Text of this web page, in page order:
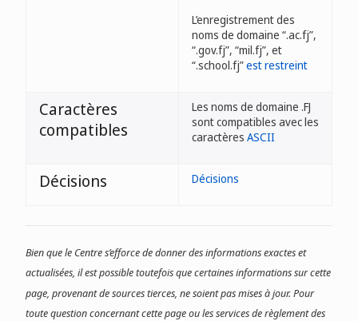
L’enregistrement des
noms de domaine “.ac.fj”,
“.gov.fj”, “mil.fj”, et
“.school.fj”est restreint
Caractères
compatibles
Les noms de domaine .FJ
sont compatibles avec les
caractères ASCII
Décisions Décisions
Bien que le Centre s’efforce de donner des informations exactes et
actualisées, il est possible toutefois que certaines informations sur cette
page, provenant de sources tierces, ne soient pas mises à jour. Pour
toute question concernant cette page ou les services de règlement des